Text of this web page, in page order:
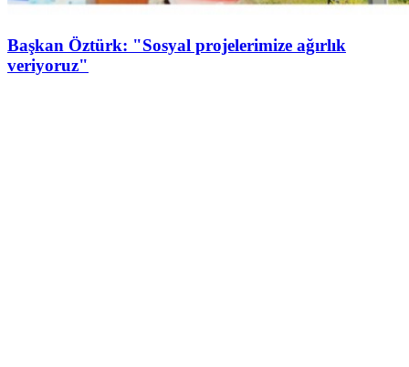
Başkan Öztürk: "Sosyal projelerimize ağırlık
veriyoruz"